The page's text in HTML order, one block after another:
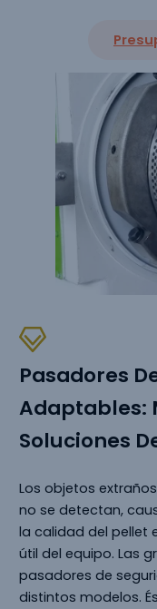
Pasadores
Adaptables:
Soluciones
Los objetos
no se detectan,
la calidad del pellet
útil del equipo. Las
pasadores de
distintos modelos.